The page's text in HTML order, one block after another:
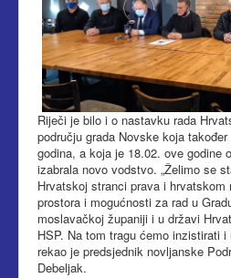
Riječi je bilo i o nastavku rada
području grada Novske koja
godina, a koja je 18.02. ove godine
izabrala novo vodstvo. „Želimo se
Hrvatskoj stranci prava i hrvatskom
prostora i mogućnosti za rad u
moslavačkoj županiji i u državi
HSP. Na tom tragu ćemo inzistirati
rekao je predsjednik novljanske
Debeljak.